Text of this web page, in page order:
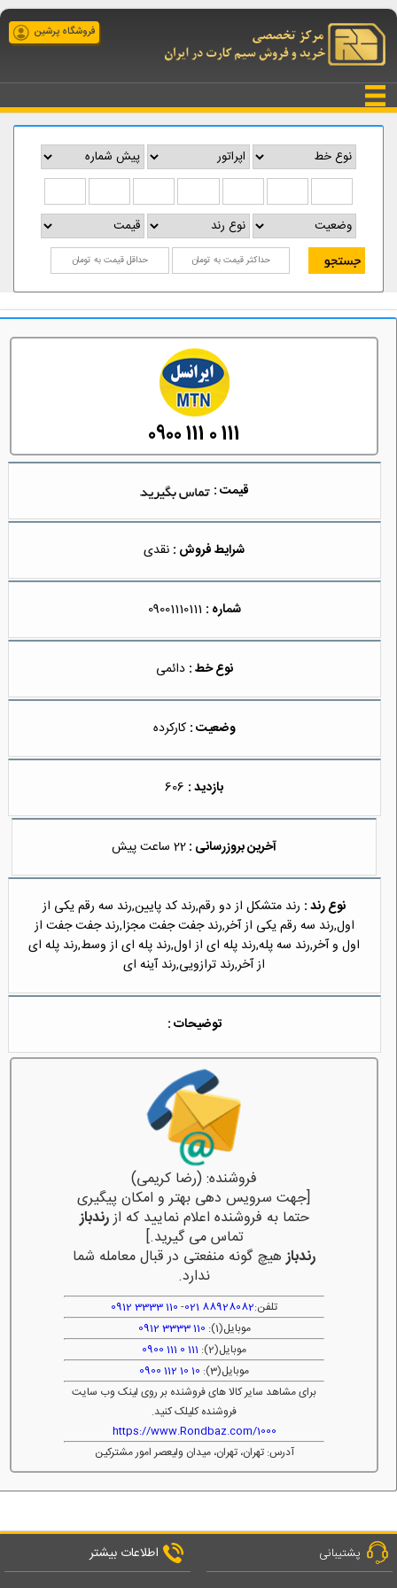
فروشگاه پرشین
0900 111 0 111
قیمت :
شرایط فروش : نقدی
شماره : 09001110111
نوع خط : دائمی
وضعیت : کارکرده
بازدید :
آخرین بروزرسانی :22 ساعت پیش
نوع رند : رند متشکل از دو رقم,رند کد پایین,رند سه رقم یکی از
اول,رند سه رقم یکی از آخر,رند جفت جفت مجزا,رند جفت جفت از
اول و آخر,رند سه پله,رند پله ای از اول,رند پله ای از وسط,رند پله ای
از آخر,رند ترازویی,رند آینه ای
توضیحات :
فروشنده: (رضا کریمی)
[جهت سرویس دهی بهتر و امکان پیگیری
حتما به فروشنده اعلام نمایید که ازرندباز
تماس می گیرید.]
رندبازهیچ گونه منفعتی در قبال معامله شما
ندارد.
تلفن:88928082 021
-
110 3333 0912
موبایل(1):
110 3333 0912
موبایل(2):
111 0 111 0900
موبایل(3):
10 10 112 0900
برای مشاهد سایر کالا های فروشنده بر روی لینک وب سایت
فروشنده کلیلک کنید.
https://www.Rondbaz.com/1000
آدرس: تهران، تهران، میدان ولیعصر امور مشترکین
پشتیبانی اطلاعات بیشتر